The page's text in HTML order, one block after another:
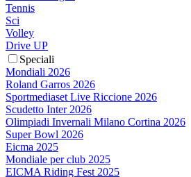
Tennis
Sci
Volley
Drive UP
Speciali
Mondiali 2026
Roland Garros 2026
Sportmediaset Live Riccione 2026
Scudetto Inter 2026
Olimpiadi Invernali Milano Cortina 2026
Super Bowl 2026
Eicma 2025
Mondiale per club 2025
EICMA Riding Fest 2025